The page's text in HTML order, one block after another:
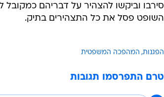
סירבו וביקשו להצהיר על דבריהם כמקובל
השופט פסל את כל התצהירים בתיק.
הפגנות המהפכה המשפטית
טרם התפרסמו תגובות